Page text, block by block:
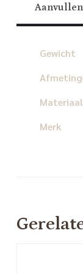
Gewicht
Materiaal
Merk